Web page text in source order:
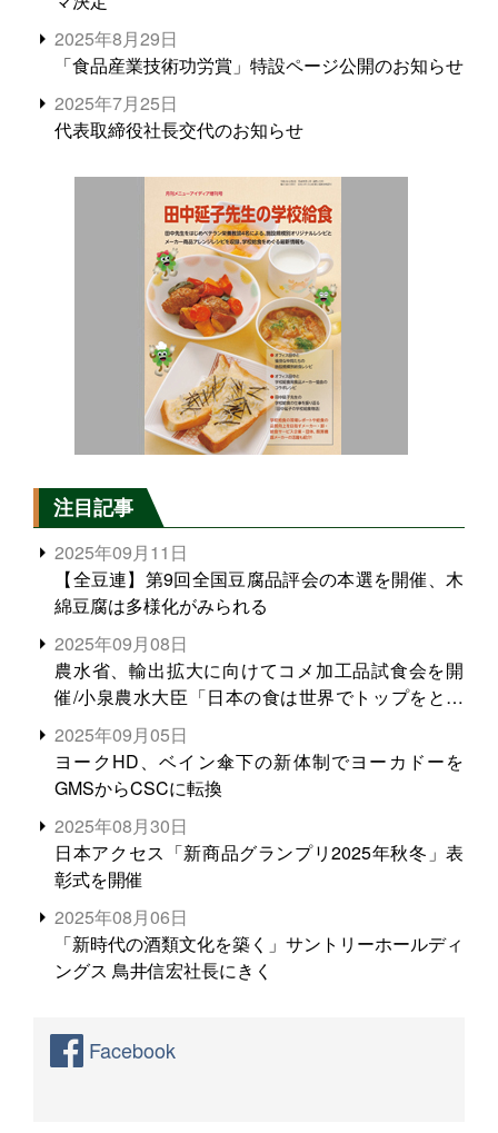
2025年8月29日
「食品産業技術功労賞」特設ページ公開のお知らせ
2025年7月25日
代表取締役社長交代のお知らせ
注目記事
2025年09月11日
【全豆連】第9回全国豆腐品評会の本選を開催、木
綿豆腐は多様化がみられる
2025年09月08日
農水省、輸出拡大に向けてコメ加工品試食会を開
催/小泉農水大臣「日本の食は世界でトップをとれ
る。米増産に向けて、米輸出需要の拡大を」
2025年09月05日
ヨークHD、ベイン傘下の新体制でヨーカドーを
GMSからCSCに転換
2025年08月30日
日本アクセス「新商品グランプリ2025年秋冬」表
彰式を開催
2025年08月06日
「新時代の酒類文化を築く」サントリーホールディ
ングス 鳥井信宏社長にきく
Facebook